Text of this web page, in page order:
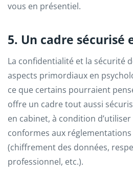
vous en présentiel.
5. Un cadre
La confidentialité et la sécurité
aspects primordiaux en
ce que certains pourraient
offre un cadre tout aussi
en cabinet, à condition
conformes aux
(chiffrement des données,
professionnel, etc.).